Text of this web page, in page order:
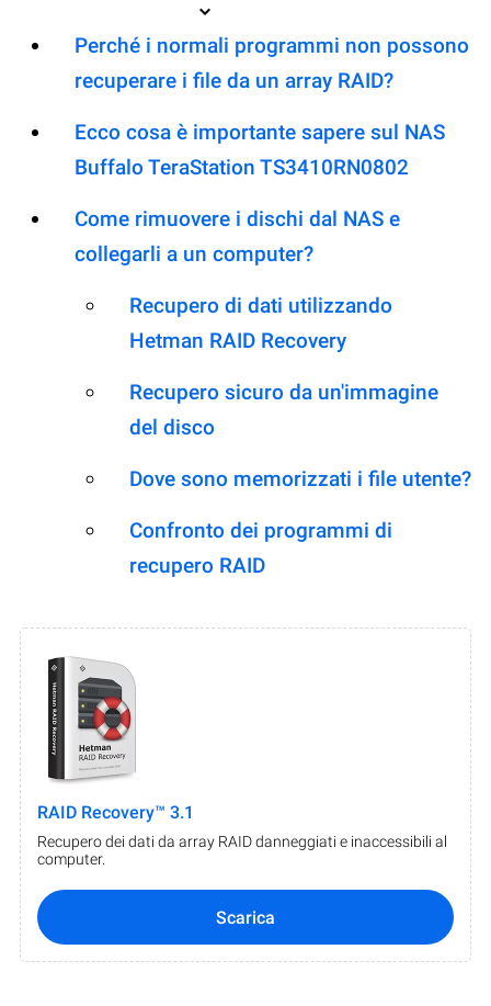
Perché i normali programmi non possono
recuperare i file da un array RAID?
Ecco cosa è importante sapere sul NAS
Buffalo TeraStation TS3410RN0802
Come rimuovere i dischi dal NAS e
collegarli a un computer?
Recupero di dati utilizzando
Hetman RAID Recovery
Recupero sicuro da un'immagine
del disco
Dove sono memorizzati i file utente?
Confronto dei programmi di
recupero RAID
RAID Recovery™ 3.1
Recupero dei dati da array RAID danneggiati e inaccessibili al
computer.
Scarica